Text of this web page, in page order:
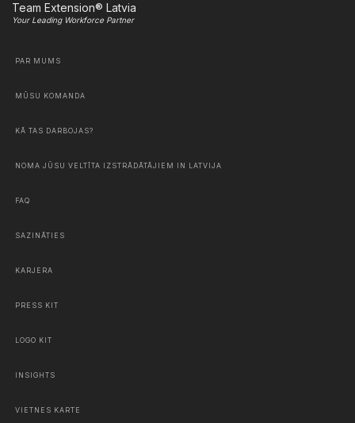
Team Extension® Latvia
Your Leading Workforce Partner
PAR MUMS
MŪSU KOMANDA
KĀ TAS DARBOJAS?
NOMA JŪSU VELTĪTA IZSTRĀDĀTĀJIEM IN LATVIJA
FAQ
SAZINĀTIES
KARJERA
PRESS KIT
LOGO KIT
INSIGHTS
VIETNES KARTE